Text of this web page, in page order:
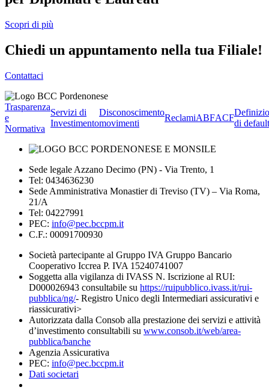
Scopri di più
Chiedi un appuntamento nella tua Filiale!
Contattaci
Trasparenza
e
Normativa
Servizi di
Investimento
Disconoscimento
movimenti
ReclamiABFACF
di default
Sede legale Azzano Decimo (PN) - Via Trento, 1
Tel: 0434636230
Sede Amministrativa Monastier di Treviso (TV) – Via Roma,
21/A
Tel: 04227991
PEC: info@pec.bccpm.it
C.F.: 00091700930
Società partecipante al Gruppo IVA Gruppo Bancario
Cooperativo Iccrea P. IVA 15240741007
Soggetta alla vigilanza di IVASS N. Iscrizione al RUI:
D000026943 consultabile su https://ruipubblico.ivass.it/rui-
pubblica/ng/- Registro Unico degli Intermediari assicurativi e
riassicurativi>
Autorizzata dalla Consob alla prestazione dei servizi e attività
d’investimento consultabili su www.consob.it/web/area-
pubblica/banche
Agenzia Assicurativa
PEC: info@pec.bccpm.it
Dati societari